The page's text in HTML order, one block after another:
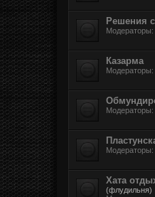
Решения
Модераторы:
Казарма
Модераторы:
Модераторы:
Модераторы:
Хата
(флудильня)